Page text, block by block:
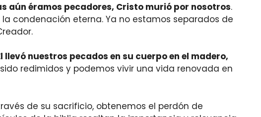
aún éramos pecadores, Cristo murió por nosotros.
condenación eterna. Ya no estamos separados de
llevó nuestros pecados en su cuerpo en el madero,
redimidos y podemos vivir una vida renovada en
de su sacrificio, obtenemos el perdón de